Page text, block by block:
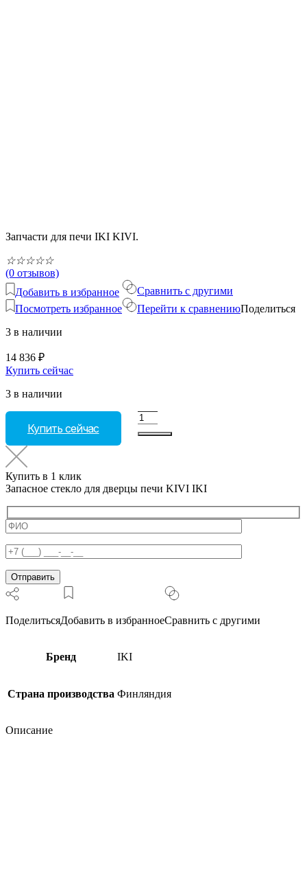
Запчасти для печи IKI KIVI.
☆☆☆☆☆
(0 отзывов)
Добавить в избранное
Посмотреть избранное
Сравнить с другими
Перейти к сравнениюПоделиться
3 в наличии
14 836 ₽
Купить сейчас
3 в наличии
Купить сейчас
Количество
печи
IKI
Купить в 1 клик
Запасное стекло для дверцы печи KIVI IKI
ПоделитьсяДобавить в избранноеСравнить с другими
Бренд IKI
Страна производства Финляндия
Описание